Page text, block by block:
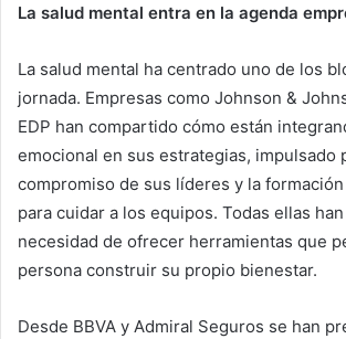
La salud mental entra en la agenda
La salud mental ha centrado uno de los
jornada. Empresas como Johnson &
EDP han compartido cómo están
emocional en sus estrategias, impulsado
compromiso de sus líderes y la
para cuidar a los equipos. Todas ellas
necesidad de ofrecer herramientas que
persona construir su propio bienestar.
Desde BBVA y Admiral Seguros se han